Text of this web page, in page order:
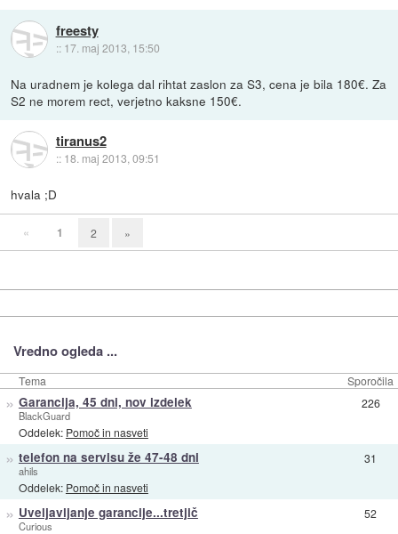
freesty
:: 17. maj 2013, 15:50
Na uradnem je kolega dal rihtat zaslon za S3, cena je bila 180€. Za
S2 ne morem rect, verjetno kaksne 150€.
tiranus2
:: 18. maj 2013, 09:51
hvala ;D
« 1 2 »
Vredno ogleda ...
Tema Sporočila
» Garancija, 45 dni, nov izdelek
BlackGuard
Oddelek: Pomoč in nasveti
226
» telefon na servisu že 47-48 dni
ahils
Oddelek: Pomoč in nasveti
31
» Uveljavljanje garancije...tretjič
Curious
52